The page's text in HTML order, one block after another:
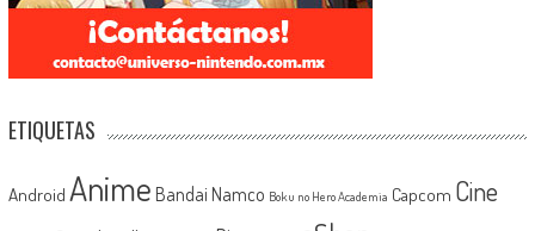
ETIQUETAS
Android Anime Bandai Namco Boku no Hero Academia Capcom Cine